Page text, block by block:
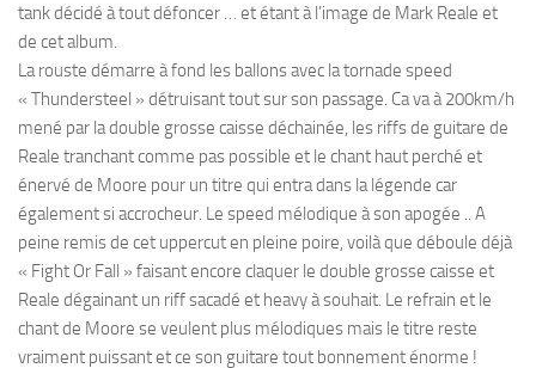
tank décidé à tout défoncer … et étant à l’image de Mark Reale et
de cet album.
La rouste démarre à fond les ballons avec la tornade speed
« Thundersteel » détruisant tout sur son passage. Ca va à 200km/h
mené par la double grosse caisse déchainée, les riffs de guitare de
Reale tranchant comme pas possible et le chant haut perché et
énervé de Moore pour un titre qui entra dans la légende car
également si accrocheur. Le speed mélodique à son apogée .. A
peine remis de cet uppercut en pleine poire, voilà que déboule déjà
« Fight Or Fall » faisant encore claquer le double grosse caisse et
Reale dégainant un riff sacadé et heavy à souhait. Le refrain et le
chant de Moore se veulent plus mélodiques mais le titre reste
vraiment puissant et ce son guitare tout bonnement énorme !